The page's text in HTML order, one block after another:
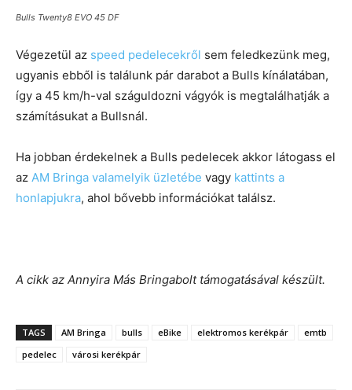
Bulls Twenty8 EVO 45 DF
Végezetül az speed pedelecekről sem feledkezünk meg,
ugyanis ebből is találunk pár darabot a Bulls kínálatában,
így a 45 km/h-val száguldozni vágyók is megtalálhatják a
számításukat a Bullsnál.
Ha jobban érdekelnek a Bulls pedelecek akkor látogass el
az AM Bringa valamelyik üzletébe vagy kattints a
honlapjukra, ahol bővebb információkat találsz.
A cikk az Annyira Más Bringabolt támogatásával készült.
TAGS AM Bringa bulls eBike elektromos kerékpár
emtb
pedelec
városi kerékpár